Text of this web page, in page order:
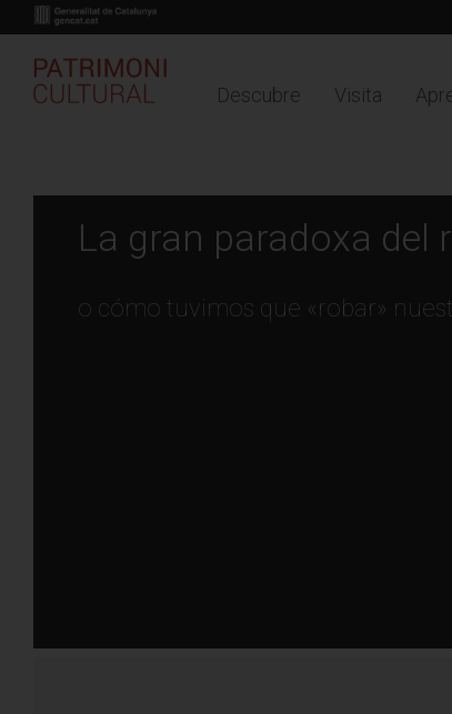
Descubre Visita
Buy onlineTimelineMapa
La gran paradoxa del
o cómo tuvimos que «robar»